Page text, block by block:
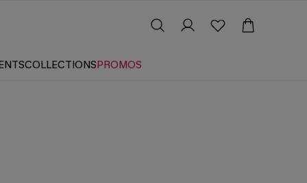
COLLECTIONSPROMOS